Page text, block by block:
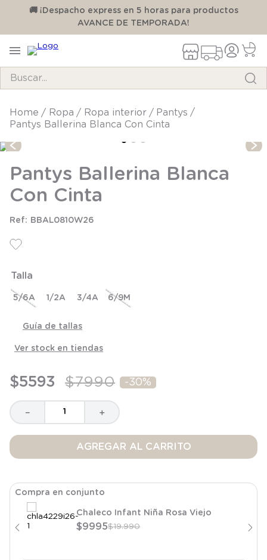
🚚 ¡Despacho express en 5 horas para productos
AVANCE DE TEMPORADA!
ropa ropa interior
pantys
Pantys Ballerina Blanca Con Cinta
Pantys Ballerina Blanca
Con Cinta
BBAL0810W26
Talla
5/6A 1/2A 3/4A 6/9M
Guía de tallas
Ver stock en tiendas
$5593 $7990 -30%
＋
－
AGREGAR AL CARRITO
Compra en conjunto
Chaleco Infant Niña Rosa Viejo
$9995$19.990
TÉRMINOS MÁS BUSCADOS
3.
zapatillas
4.
body
5
manta
8.
9.
saco dormir